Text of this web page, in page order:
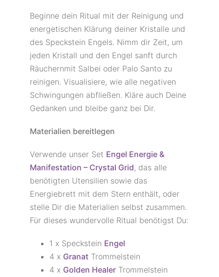
Beginne dein Ritual mit der Reinigung und
energetischen Klärung deiner Kristalle und
des Speckstein Engels. Nimm dir Zeit, um
jeden Kristall und den Engel sanft durch
Räuchernmit Salbei oder Palo Santo zu
reinigen. Visualisiere, wie alle negativen
Schwingungen abfließen. Kläre auch Deine
Gedanken und bleibe ganz bei Dir.
Materialien bereitlegen
Verwende unser Set Engel Energie &
Manifestation – Crystal Grid, das alle
benötigten Utensilien sowie das
Energiebrett mit dem Stern enthält, oder
stelle Dir die Materialien selbst zusammen.
Für dieses wundervolle Ritual benötigst Du:
1 x Speckstein Engel
4 x GranatTrommelstein
4 x Golden HealerTrommelstein